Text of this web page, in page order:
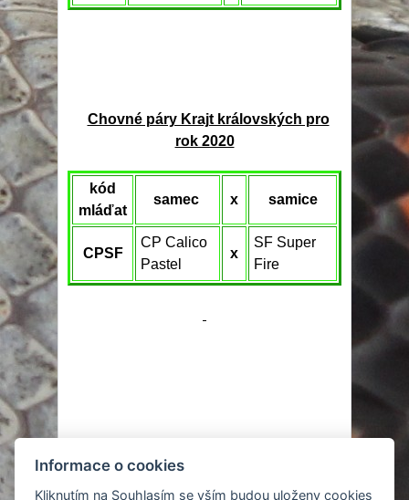
Chovné páry Krajt královských pro
rok 2020
kód
mláďat
samec x samice
CPSF
CP Calico
Pastel
x
SF Super
Fire
Informace o cookies
Kliknutím na Souhlasím se vším budou uloženy cookies